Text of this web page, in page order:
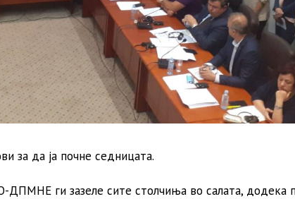
за да ја почне седницата.
ги зазеле сите столчиња во салата, додека